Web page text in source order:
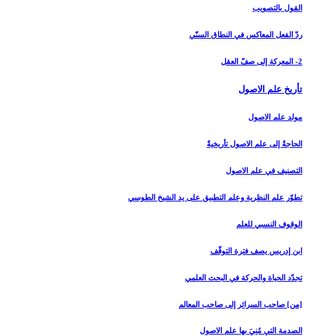
القول بالتصويب
ردّ الفعل المعاكس في النطاق السنّي
2- المعركة إلى صفّ العقل
تأريخ علم الاصول‏
مولد علم الاصول
الحاجةُ إلى علم الاصول تأريخيةٌ
التصنيف في علم الاصول
تطوّر علم النظرية وعلم التطبيق على يد الشيخ الطوسي
الوقوف النسبي للعلم
ابن إدريس يصف فترة التوقّف
تجدّد الحياة والحركة في البحث العلمي
[من‏] صاحب السرائر إلى صاحب المعالم
الصدمة التي مُنِيَ بها علم الاصول